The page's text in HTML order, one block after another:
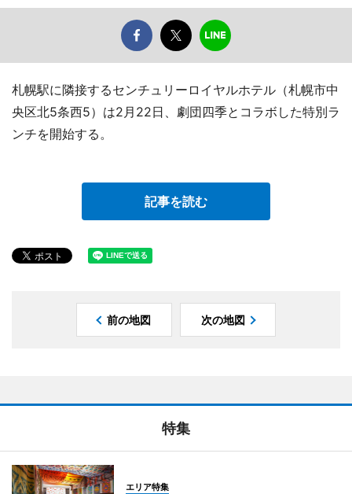
札幌駅に隣接するセンチュリーロイヤルホテル（札幌市中
央区北5条西5）は2月22日、劇団四季とコラボした特別ラ
ンチを開始する。
記事を読む
前の地図 次の地図
特集
エリア特集